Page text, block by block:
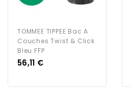
TOMMEE TIPPEE Bac A
Couches Twist & Click
Bleu FFP
Prix
56,11 €